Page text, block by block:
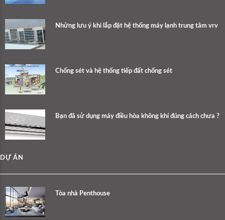
Những lưu ý khi lắp đặt hệ thống máy lạnh trung tâm vrv
Chống sét và hệ thống tiếp đất chống sét
Bạn đã sử dụng máy điều hòa không khí đúng cách chưa ?
DỰ ÁN
Tòa nhà Penthouse